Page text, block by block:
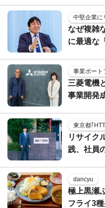
中堅企業に
なぜ複雑
に最適な
事業ポート
三菱電機
事業開発
東京都｢
リサイク
践、社員
dancyu
極上黒瀬
フライ3